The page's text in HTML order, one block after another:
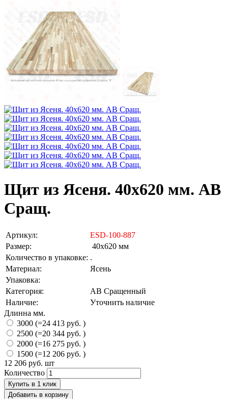
Щит из Ясеня. 40х620 мм. AB
Сращ.
Артикул:
ESD-100-887
Размер:
40х620 мм
Количество в упаковке: .
Материал:
Ясень
Упаковка:
Категория:
AB Сращенный
Наличие:
Уточнить наличие
Длинна мм.
3000 (=24 413 руб. )
2500 (=20 344 руб. )
2000 (=16 275 руб. )
1500 (=12 206 руб. )
12 206 руб. шт
Количество
Купить в 1 клик
Добавить в корзину